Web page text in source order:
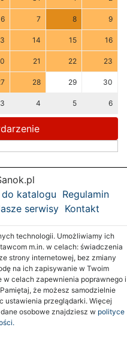
6 7 8 9
14 15 16
21 22 23
28 29 30
3 4 5 6
katalogu Regulamin
serwisy Kontakt
technologii. Umożliwiamy ich
m.in. w celach: świadczenia
strony internetowej, bez zmiany
na ich zapisywanie w Twoim
celach zapewnienia poprawnego i
że możesz samodzielnie
ustawienia przeglądarki. Więcej
osobowe znajdziesz w polityce